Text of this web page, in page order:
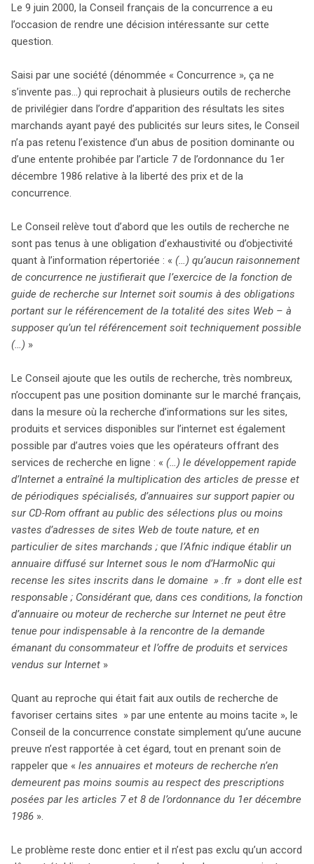
Le 9 juin 2000, la Conseil français de la concurrence a eu
l’occasion de rendre une décision intéressante sur cette
question.
Saisi par une société (dénommée « Concurrence », ça ne
s’invente pas…) qui reprochait à plusieurs outils de recherche
de privilégier dans l’ordre d’apparition des résultats les sites
marchands ayant payé des publicités sur leurs sites, le Conseil
n’a pas retenu l’existence d’un abus de position dominante ou
d’une entente prohibée par l’article 7 de l’ordonnance du 1er
décembre 1986 relative à la liberté des prix et de la
concurrence.
Le Conseil relève tout d’abord que les outils de recherche ne
sont pas tenus à une obligation d’exhaustivité ou d’objectivité
quant à l’information répertoriée : « (…) qu’aucun raisonnement
de concurrence ne justifierait que l’exercice de la fonction de
guide de recherche sur Internet soit soumis à des obligations
portant sur le référencement de la totalité des sites Web – à
supposer qu’un tel référencement soit techniquement possible
(…) »
Le Conseil ajoute que les outils de recherche, très nombreux,
n’occupent pas une position dominante sur le marché français,
dans la mesure où la recherche d’informations sur les sites,
produits et services disponibles sur l’internet est également
possible par d’autres voies que les opérateurs offrant des
services de recherche en ligne : « (…) le développement rapide
d’Internet a entraîné la multiplication des articles de presse et
de périodiques spécialisés, d’annuaires sur support papier ou
sur CD-Rom offrant au public des sélections plus ou moins
vastes d’adresses de sites Web de toute nature, et en
particulier de sites marchands ; que l’Afnic indique établir un
annuaire diffusé sur Internet sous le nom d’HarmoNic qui
recense les sites inscrits dans le domaine » .fr » dont elle est
responsable ; Considérant que, dans ces conditions, la fonction
d’annuaire ou moteur de recherche sur Internet ne peut être
tenue pour indispensable à la rencontre de la demande
émanant du consommateur et l’offre de produits et services
vendus sur Internet »
Quant au reproche qui était fait aux outils de recherche de
favoriser certains sites » par une entente au moins tacite », le
Conseil de la concurrence constate simplement qu’une aucune
preuve n’est rapportée à cet égard, tout en prenant soin de
rappeler que « les annuaires et moteurs de recherche n’en
demeurent pas moins soumis au respect des prescriptions
posées par les articles 7 et 8 de l’ordonnance du 1er décembre
1986 ».
Le problème reste donc entier et il n’est pas exclu qu’un accord